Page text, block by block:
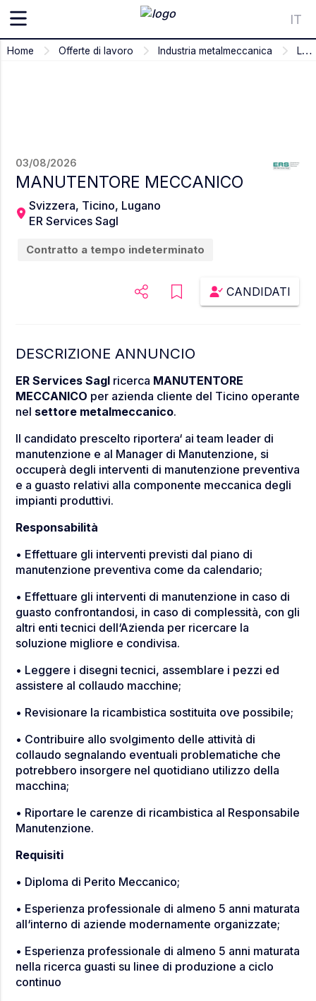
IT
Home Offerte di lavoro Industria metalmeccanica Lugano
03/08/2026
MANUTENTORE MECCANICO
Svizzera, Ticino, Lugano
ER Services Sagl
Contratto a tempo indeterminato
CANDIDATI
DESCRIZIONE ANNUNCIO
ER Services Sagl ricerca MANUTENTORE
MECCANICO per azienda cliente del Ticino operante
nel settore metalmeccanico.
Il candidato prescelto riportera‘ ai team leader di
manutenzione e al Manager di Manutenzione, si
occuperà degli interventi di manutenzione preventiva
e a guasto relativi alla componente meccanica degli
impianti produttivi.
Responsabilità
• Effettuare gli interventi previsti dal piano di
manutenzione preventiva come da calendario;
• Effettuare gli interventi di manutenzione in caso di
guasto confrontandosi, in caso di complessità, con gli
altri enti tecnici dell‘Azienda per ricercare la
soluzione migliore e condivisa.
• Leggere i disegni tecnici, assemblare i pezzi ed
assistere al collaudo macchine;
• Revisionare la ricambistica sostituita ove possibile;
• Contribuire allo svolgimento delle attività di
collaudo segnalando eventuali problematiche che
potrebbero insorgere nel quotidiano utilizzo della
macchina;
• Riportare le carenze di ricambistica al Responsabile
Manutenzione.
Requisiti
• Diploma di Perito Meccanico;
• Esperienza professionale di almeno 5 anni maturata
all‘interno di aziende modernamente organizzate;
• Esperienza professionale di almeno 5 anni maturata
nella ricerca guasti su linee di produzione a ciclo
continuo